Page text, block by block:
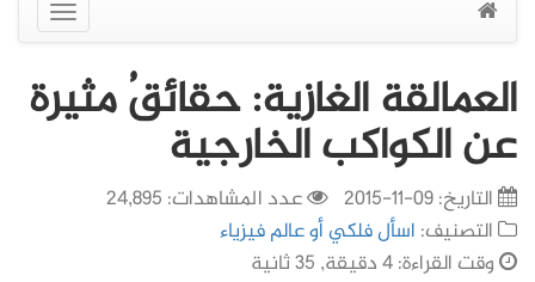
عرض
القائمة
العمالقة الغازية: حقائقُ مثيرة
عن الكواكب الخارجية
التاريخ:09-11-2015
عدد المشاهدات: 24,895
التصنيف: اسأل فلكي أو عالم فيزياء
وقت القراءة: 4 دقيقة, 35 ثانية